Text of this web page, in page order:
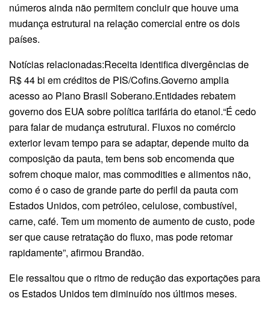
números ainda não permitem concluir que houve uma
mudança estrutural na relação comercial entre os dois
países.
Notícias relacionadas:Receita identifica divergências de
R$ 44 bi em créditos de PIS/Cofins.Governo amplia
acesso ao Plano Brasil Soberano.Entidades rebatem
governo dos EUA sobre política tarifária do etanol.“É cedo
para falar de mudança estrutural. Fluxos no comércio
exterior levam tempo para se adaptar, depende muito da
composição da pauta, tem bens sob encomenda que
sofrem choque maior, mas commodities e alimentos não,
como é o caso de grande parte do perfil da pauta com
Estados Unidos, com petróleo, celulose, combustível,
carne, café. Tem um momento de aumento de custo, pode
ser que cause retratação do fluxo, mas pode retomar
rapidamente”, afirmou Brandão.
Ele ressaltou que o ritmo de redução das exportações para
os Estados Unidos tem diminuído nos últimos meses.